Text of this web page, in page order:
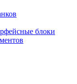
блоки